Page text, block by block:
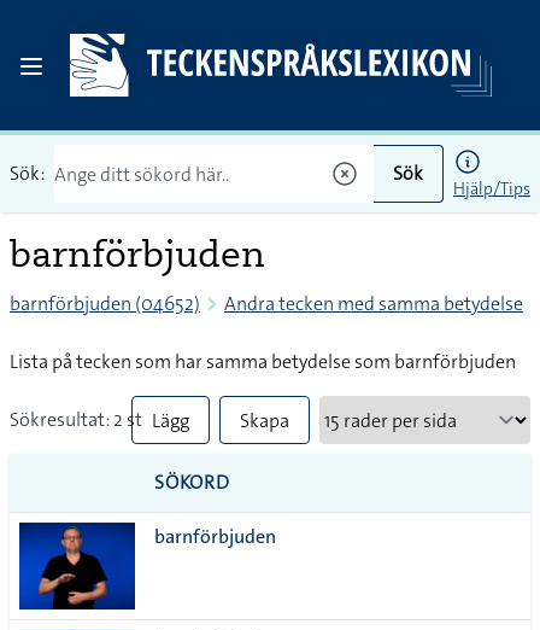
Sök: Sök
Hjälp/Tips
barnförbjuden
barnförbjuden (04652) Andra tecken med samma betydelse
Lista på tecken som har samma betydelse som barnförbjuden
Sökresultat: 2 st Lägg
till
alla i
Skapa
SÖKORD
barnförbjuden